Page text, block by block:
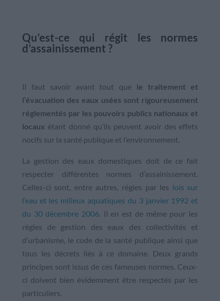
Qu’est-ce qui régit les normes
d’assainissement ?
Il faut savoir avant tout que le traitement et
l’évacuation des eaux usées sont rigoureusement
réglementés par les pouvoirs publics nationaux et
locaux étant donné qu’ils peuvent avoir des effets
nocifs sur la santé publique et l’environnement.
La gestion des eaux domestiques doit de ce fait
respecter différentes normes d’assainissement.
Celles-ci sont, entre autres, régies par les lois sur
l’eau et les milieux aquatiques du 3 janvier 1992 et
du 30 décembre 2006 . Il en est de même pour les
règles de gestion des eaux des collectivités et
d’urbanisme, le code de la santé publique ainsi que
tous les décrets liés à ce domaine. Deux grands
principes sont issus de ces fameuses normes. Ceux-
ci doivent bien évidemment être respectés par les
particuliers.